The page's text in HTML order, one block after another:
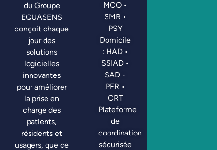
du Groupe
EQUASENS
conçoit chaque
jour des
solutions
logicielles
innovantes
pour améliorer
la prise en
charge des
patients,
résidents et
usagers, que ce
MCO •
SMR •
PSY
Domicile
: HAD •
SSIAD •
SAD •
PFR •
CRT
Plateforme
de
coordination
sécurisée